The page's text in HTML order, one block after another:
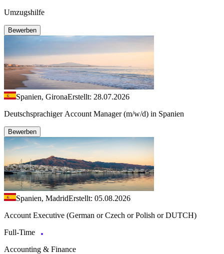
Umzugshilfe
Bewerben
Spanien, GironaErstellt: 28.07.2026
Deutschsprachiger Account Manager (m/w/d) in Spanien
Bewerben
Spanien, MadridErstellt: 05.08.2026
Account Executive (German or Czech or Polish or DUTCH)
Full-Time
Accounting & Finance